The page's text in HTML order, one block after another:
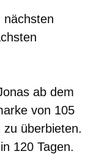
nächsten
ab dem
von 105
zu überbieten.
120 Tagen.